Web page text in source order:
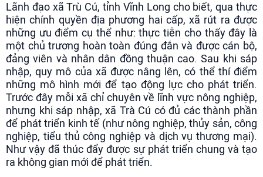
Lãnh đạo xã Trù Cú, tỉnh Vĩnh Long cho biết, qua thực
hiện chính quyền địa phương hai cấp, xã rút ra được
những ưu điểm cụ thể như: thực tiễn cho thấy đây là
một chủ trương hoàn toàn đúng đắn và được cán bộ,
đảng viên và nhân dân đồng thuận cao. Sau khi sáp
nhập, quy mô của xã được nâng lên, có thể thí điểm
những mô hình mới để tạo động lực cho phát triển.
Trước đây mỗi xã chỉ chuyên về lĩnh vực nông nghiệp,
nhưng khi sáp nhập, xã Trà Cú có đủ các thành phần
để phát triển kinh tế (như nông nghiệp, thủy sản, công
nghiệp, tiểu thủ công nghiệp và dịch vụ thương mại).
Như vậy đã thúc đẩy được sự phát triển chung và tạo
ra không gian mới để phát triển.